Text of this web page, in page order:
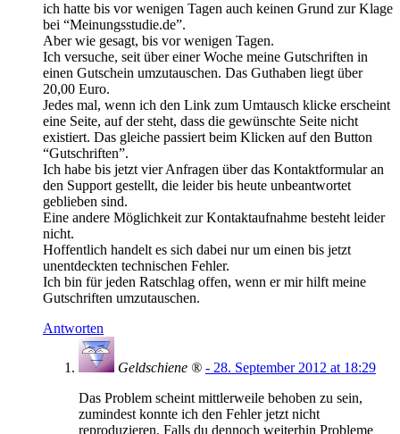
ich hatte bis vor wenigen Tagen auch keinen Grund zur Klage
bei “Meinungsstudie.de”.
Aber wie gesagt, bis vor wenigen Tagen.
Ich versuche, seit über einer Woche meine Gutschriften in
einen Gutschein umzutauschen. Das Guthaben liegt über
20,00 Euro.
Jedes mal, wenn ich den Link zum Umtausch klicke erscheint
eine Seite, auf der steht, dass die gewünschte Seite nicht
existiert. Das gleiche passiert beim Klicken auf den Button
“Gutschriften”.
Ich habe bis jetzt vier Anfragen über das Kontaktformular an
den Support gestellt, die leider bis heute unbeantwortet
geblieben sind.
Eine andere Möglichkeit zur Kontaktaufnahme besteht leider
nicht.
Hoffentlich handelt es sich dabei nur um einen bis jetzt
unentdeckten technischen Fehler.
Ich bin für jeden Ratschlag offen, wenn er mir hilft meine
Gutschriften umzutauschen.
Antworten
Geldschiene ® - 28. September 2012 at 18:29
Das Problem scheint mittlerweile behoben zu sein,
zumindest konnte ich den Fehler jetzt nicht
reproduzieren. Falls du dennoch weiterhin Probleme